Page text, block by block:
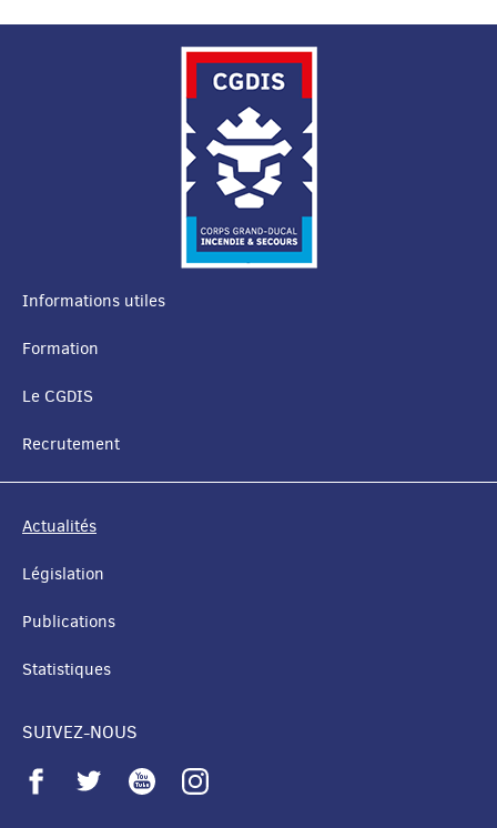
MENU
DE
Informations utiles
Formation
Le CGDIS
Recrutement
Actualités
Législation
Publications
Statistiques
SUIVEZ-NOUS